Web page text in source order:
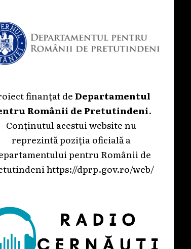
finanțat deDepartamentul
Românii de Pretutindeni.
Conținutul acestui website nu
reprezintă poziția oficială a
pentru Românii de
https://dprp.gov.ro/web/